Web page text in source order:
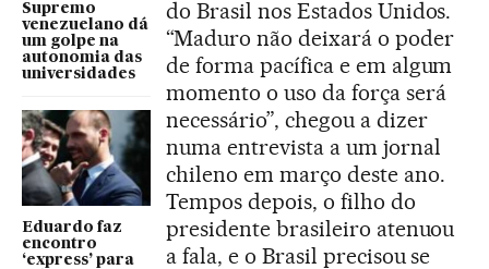
Supremo
venezuelano dá
um golpe na
autonomia das
universidades
Eduardo faz
encontro
‘express’ para
do Brasil nos Estados Unidos.
“Maduro não deixará o poder
de forma pacífica e em algum
momento o uso da força será
necessário”, chegou a dizer
numa entrevista a um jornal
chileno em março deste ano.
Tempos depois, o filho do
presidente brasileiro atenuou
a fala, e o Brasil precisou se